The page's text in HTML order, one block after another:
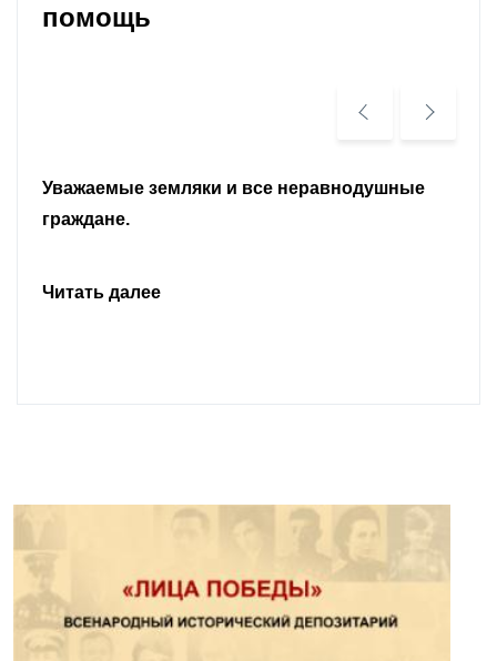
помощь
Уважаемые земляки и все неравнодушные
граждане.
Читать далее